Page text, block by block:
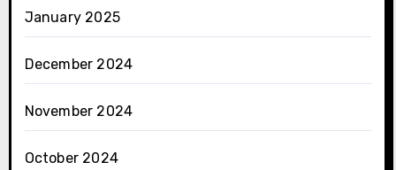
January 2025
December 2024
November 2024
October 2024